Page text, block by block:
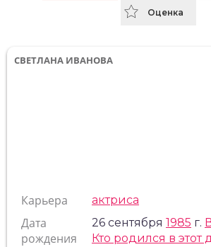
Оценка
СВЕТЛАНА ИВАНОВА
Карьера актриса
Дата
рождения
26 сентября 1985 г.
Кто родился в этот